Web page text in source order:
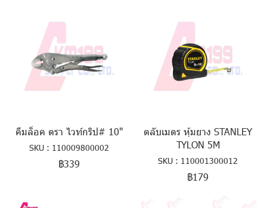
คีมล็อค ตรา ไวท์กริป# 10"
SKU : 110009800002
฿339
ตลับเมตร หุ้มยาง STANLEY
TYLON 5M
SKU : 110001300012
฿179